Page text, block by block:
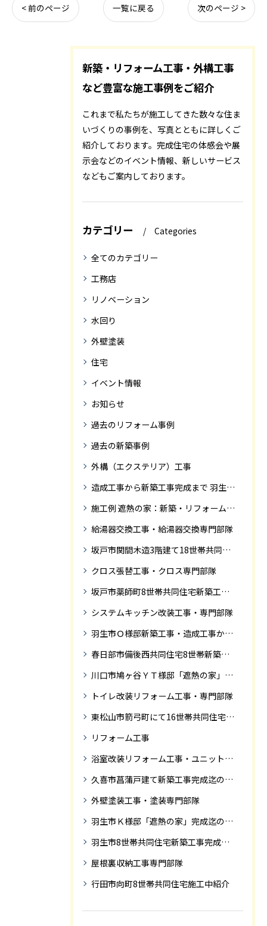
< 前のページ 一覧に戻る 次のページ >
新築・リフォーム工事・外構工事
など豊富な施工事例をご紹介
これまで私たちが施工してきた数々な住ま
いづくりの事例を、写真とともに詳しくご
紹介しております。完成住宅の体感会や展
示会などのイベント情報、新しいサービス
などもご案内しております。
カテゴリー Categories
全てのカテゴリー
工務店
リノベーション
水回り
外壁塗装
住宅
イベント情報
お知らせ
過去のリフォーム事例
過去の新築事例
外構（エクステリア）工事
造成工事から新築工事完成まで 羽生市Ｓ様邸新築工事・
施工例 遮熱の家：新築・リフォーム ドローンにて空撮
給湯器交換工事・給湯器交換専門部隊
坂戸市関間木造3階建て18世帯共同住宅の完成迄紹介
クロス張替工事・クロス専門部隊
坂戸市薬師町8世帯共同住宅新築工事完成迄の紹介です
システムキッチン改装工事・専門部隊
羽生市Ｏ様邸新築工事・造成工事から住宅完成までの紹介
春日部市備後西共同住宅8世帯新築工事完成迄の紹介です。
川口市鳩ヶ谷ＹＴ様邸「遮熱の家」工事状況
トイレ改装リフォーム工事・専門部隊
東松山市箭弓町にて16世帯共同住宅新築工事完成迄の紹介です。
リフォーム工事
浴室改装リフォーム工事・ユニットバス専門部隊
久喜市菖蒲戸建て新築工事完成迄の紹介
外壁塗装工事・塗装専門部隊
羽生市Ｋ様邸「遮熱の家」完成迄の紹介です
羽生市8世帯共同住宅新築工事完成迄の紹介
屋根裏収納工事専門部隊
行田市向町8世帯共同住宅施工中紹介